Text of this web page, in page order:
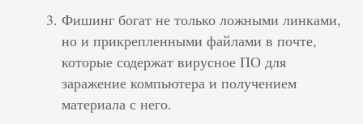
Фишинг богат не только ложными линками,
но и прикрепленными файлами в почте,
которые содержат вирусное ПО для
заражение компьютера и получением
материала с него.